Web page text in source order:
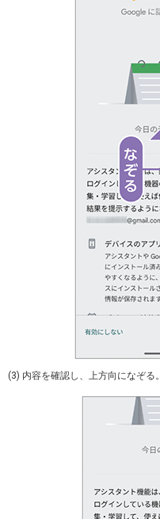
(3) 内容を確認し、上方向になぞる。